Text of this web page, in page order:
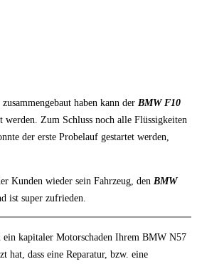
haben kann der BMW F10
werden. Zum Schluss noch alle Flüssigkeiten
der erste Probelauf gestartet werden,
Kunden wieder sein Fahrzeug, den BMW
ist super zufrieden.
ein kapitaler Motorschaden Ihrem BMW N57
hat, dass eine Reparatur, bzw. eine